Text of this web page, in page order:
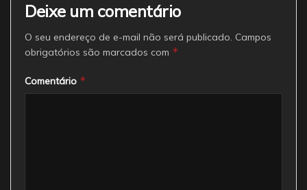
Deixe um comentário
O seu endereço de e-mail não será publicado. Campos
obrigatórios são marcados com *
Comentário *